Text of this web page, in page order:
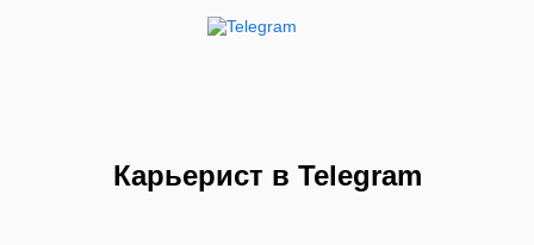
Карьерист в Telegram